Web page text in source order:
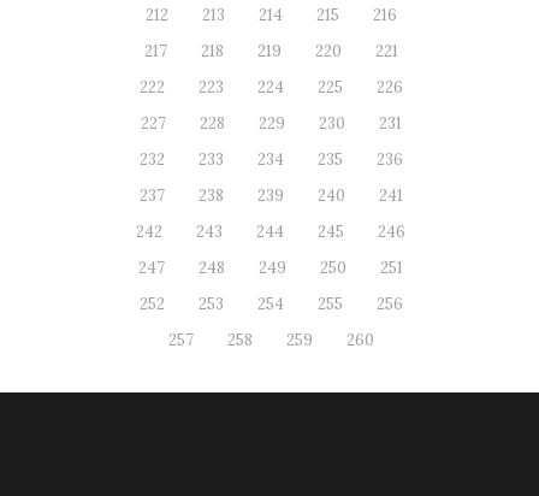
212
213 214 215
216
217
218 219 220
221
222
223 224 225
226
227
228 229 230
231
232
233 234 235
236
237
238 239 240
241
242
243 244 245
246
247
248 249 250
251
252
253 254 255
256
257
258 259 260